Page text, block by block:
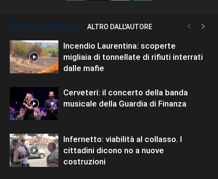
ARTICOLI CORRELATI ALTRO DALL'AUTORE
Incendio Laurentina: scoperte
migliaia di tonnellate di rifiuti interrati
dalle mafie
Cerveteri: il concerto della banda
musicale della Guardia di Finanza
Infernetto: viabilità al collasso. I
cittadini dicono no a nuove
costruzioni